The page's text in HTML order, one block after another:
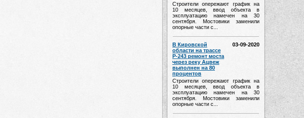
Строители опережают график на
10 месяцев, ввод объекта в
эксплуатацию намечен на 30
сентября. Мостовики заменили
опорные части с...
В Кировской
области на трассе
Р-243 ремонт моста
через реку Ацвеж
выполнен на 80
процентов
03-09-2020
Строители опережают график на
10 месяцев, ввод объекта в
эксплуатацию намечен на 30
сентября. Мостовики заменили
опорные части с...